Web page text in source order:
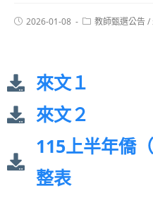
2026-01-08 教師甄選公告/
來文１
來文２
115上半年僑
整表